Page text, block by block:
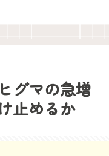
グマの急増
止めるか